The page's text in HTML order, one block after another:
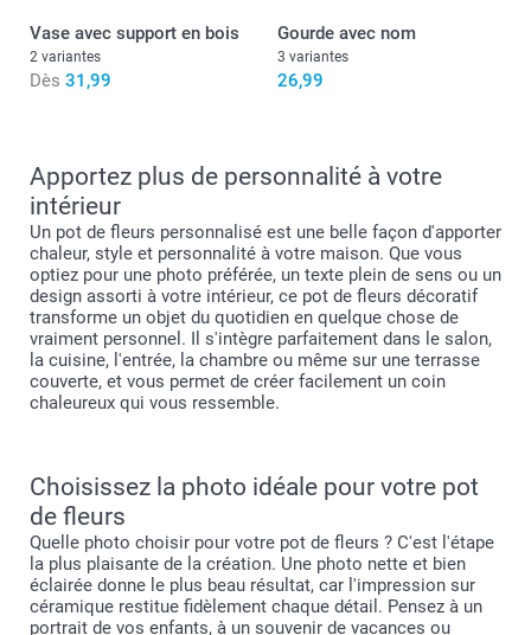
Vase avec support en bois
2 variantes
Dès 31,99
Gourde avec nom
3 variantes
26,99
Apportez plus de personnalité à votre
intérieur
Un pot de fleurs personnalisé est une belle façon d'apporter
chaleur, style et personnalité à votre maison. Que vous
optiez pour une photo préférée, un texte plein de sens ou un
design assorti à votre intérieur, ce pot de fleurs décoratif
transforme un objet du quotidien en quelque chose de
vraiment personnel. Il s'intègre parfaitement dans le salon,
la cuisine, l'entrée, la chambre ou même sur une terrasse
couverte, et vous permet de créer facilement un coin
chaleureux qui vous ressemble.
Choisissez la photo idéale pour votre pot
de fleurs
Quelle photo choisir pour votre pot de fleurs ? C'est l'étape
la plus plaisante de la création. Une photo nette et bien
éclairée donne le plus beau résultat, car l'impression sur
céramique restitue fidèlement chaque détail. Pensez à un
portrait de vos enfants, à un souvenir de vacances ou